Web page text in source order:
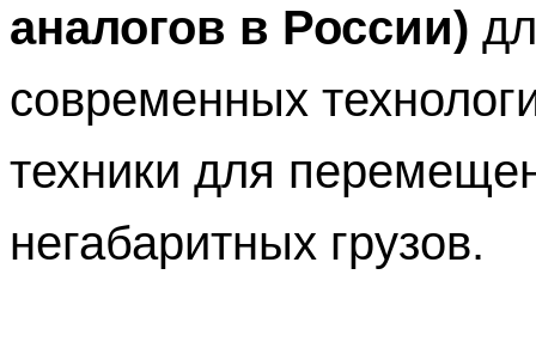
аналогов в России)
современных
техники для
негабаритных грузов.